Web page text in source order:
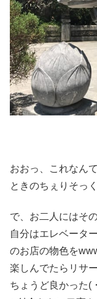
おおっ、これなん
ときのちぇりそっ
で、お二人にはそ
自分はエレベータ
のお店の物色を
楽しんでたらリサ
ちょうど良かった(